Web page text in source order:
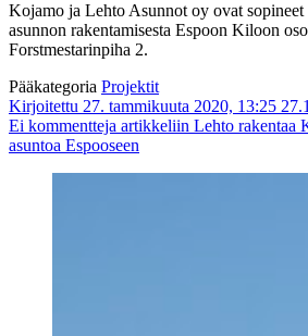
Kojamo ja Lehto Asunnot oy ovat
asunnon rakentamisesta Espoon Kiloon
Forstmestarinpiha 2.
Pääkategoria Projektit
Kirjoitettu 27. tammikuuta 2020, 13:25
Ei kommentteja artikkeliin Lehto rakentaa
asuntoa Espooseen